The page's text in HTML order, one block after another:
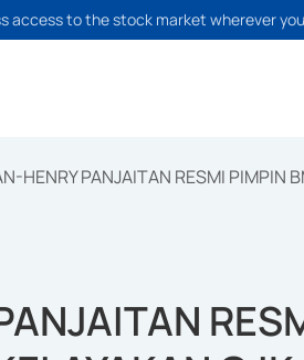
access to the stock market wherever
HENRY PANJAITAN RESMI PIMPIN